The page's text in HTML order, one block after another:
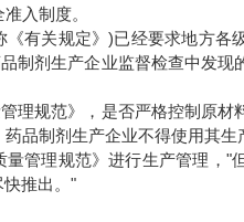
入制度。
有关规定》)已经要求地方各
制剂生产企业监督检查中发现
理规范》，是否严格控制原材
品制剂生产企业不得使用其生
管理规范》进行生产管理，"
推出。"